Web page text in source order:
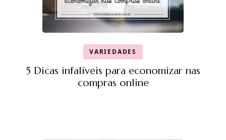
VARIEDADES
5 Dicas infalíveis para economizar nas
compras online